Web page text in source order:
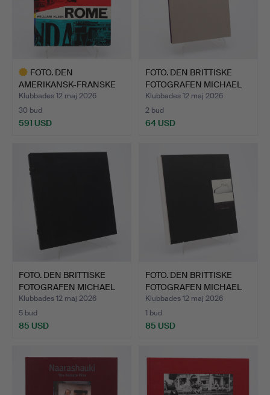
FOTO. DEN
AMERIKANSK-FRANSKE
FOTOGRAFEN WI…
Klubbades 12 maj 2026
30 bud
591 USD
föremål
FOTO. DEN BRITTISKE
FOTOGRAFEN MICHAEL
KEN…
Klubbades 12 maj 2026
2 bud
64 USD
FOTO. DEN BRITTISKE
FOTOGRAFEN MICHAEL
KEN…
Klubbades 12 maj 2026
5 bud
85 USD
FOTO. DEN BRITTISKE
FOTOGRAFEN MICHAEL
KEN…
Klubbades 12 maj 2026
1 bud
85 USD